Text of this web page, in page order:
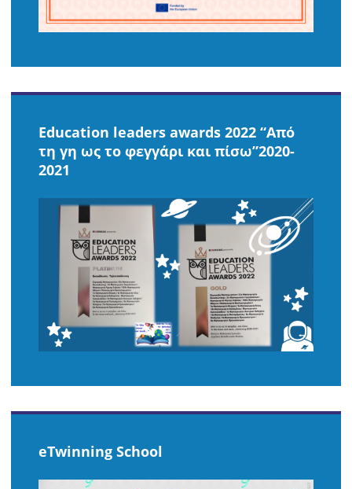
Education leaders awards 2022 “Από
τη γη ως το φεγγάρι και πίσω”2020-
2021
eTwinning School